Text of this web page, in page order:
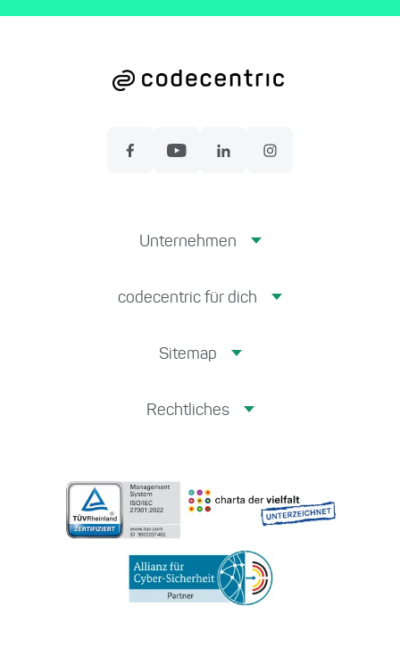
Unternehmen
codecentric für dich
Sitemap
Rechtliches